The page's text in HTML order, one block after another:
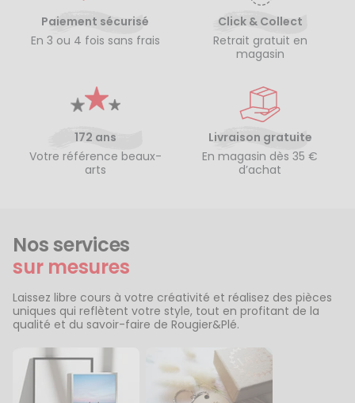
Paiement sécurisé
En 3 ou 4 fois sans frais
Click & Collect
Retrait gratuit en
magasin
172 ans
Votre référence beaux-
arts
Livraison gratuite
En magasin dès 35 €
d’achat
Nos services
sur mesures
Laissez libre cours à votre créativité et réalisez des pièces
uniques qui reflètent votre style, tout en profitant de la
qualité et du savoir-faire de Rougier&Plé.